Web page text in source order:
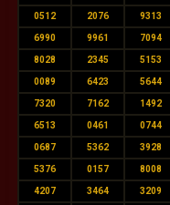
0512 2076 9313
6990 9961 7094
8028 2345 5153
0089 6423 5644
7320 7162 1492
6513 0461 0744
0687 5362 3928
5376 0157 8008
4207 3464 3209